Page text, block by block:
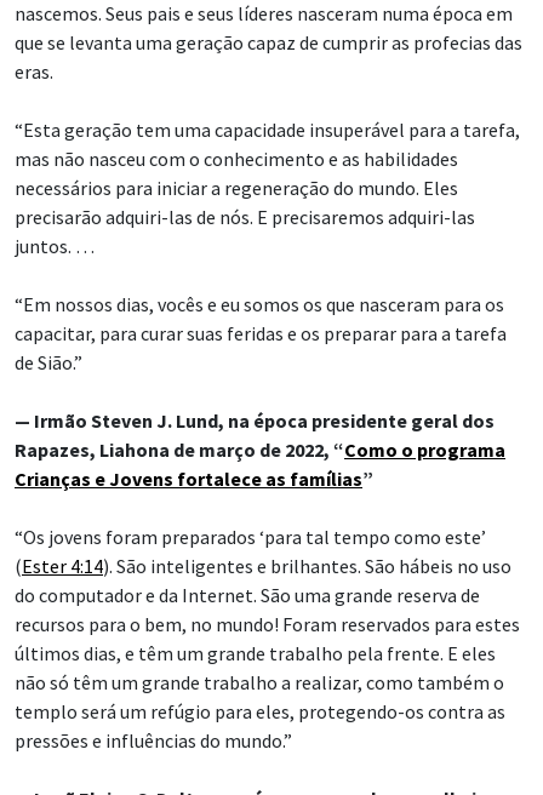
nascemos. Seus pais e seus líderes nasceram numa época em
que se levanta uma geração capaz de cumprir as profecias das
eras.
“Esta geração tem uma capacidade insuperável para a tarefa,
mas não nasceu com o conhecimento e as habilidades
necessários para iniciar a regeneração do mundo. Eles
precisarão adquiri-las de nós. E precisaremos adquiri-las
juntos. …
“Em nossos dias, vocês e eu somos os que nasceram para os
capacitar, para curar suas feridas e os preparar para a tarefa
de Sião.”
— Irmão Steven J. Lund, na época presidente geral dos
Rapazes, Liahona de março de 2022, “Como o programa
Crianças e Jovens fortalece as famílias”
“Os jovens foram preparados ‘para tal tempo como este’
(Ester 4:14). São inteligentes e brilhantes. São hábeis no uso
do computador e da Internet. São uma grande reserva de
recursos para o bem, no mundo! Foram reservados para estes
últimos dias, e têm um grande trabalho pela frente. E eles
não só têm um grande trabalho a realizar, como também o
templo será um refúgio para eles, protegendo-os contra as
pressões e influências do mundo.”